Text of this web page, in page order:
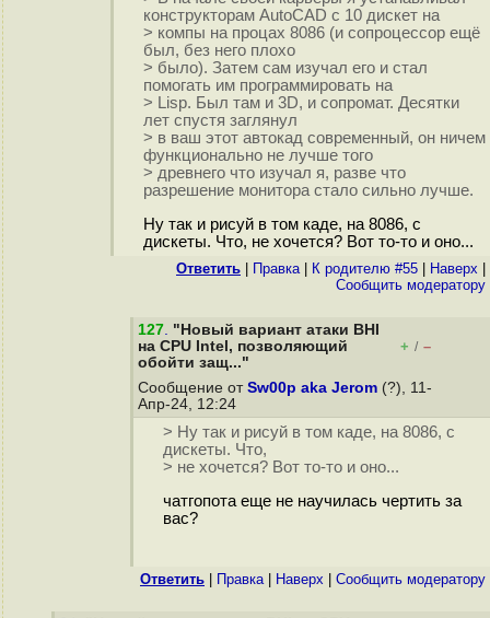
конструкторам AutoCAD с 10 дискет на
> компы на процах 8086 (и сопроцессор ещё
был, без него плохо
> было). Затем сам изучал его и стал
помогать им программировать на
> Lisp. Был там и 3D, и сопромат. Десятки
лет спустя заглянул
> в ваш этот автокад современный, он ничем
функционально не лучше того
> древнего что изучал я, разве что
разрешение монитора стало сильно лучше.
Ну так и рисуй в том каде, на 8086, с
дискеты. Что, не хочется? Вот то-то и оно...
Ответить Правка| К родителю #55 Наверх
Cообщить модератору
127. "Новый вариант атаки BHI
на CPU Intel, позволяющий
обойти защ..."
+ / –
Сообщение от Sw00p aka Jerom (?), 11-
Апр-24, 12:24
> Ну так и рисуй в том каде, на 8086, с
дискеты. Что,
> не хочется? Вот то-то и оно...
чатгопота еще не научилась чертить за
вас?
Ответить Правка| Наверх Cообщить модератору